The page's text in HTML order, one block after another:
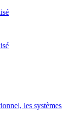
les systèmes